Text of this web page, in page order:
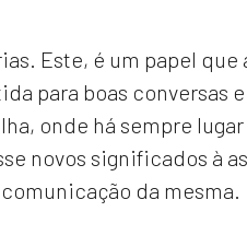
Este, é um papel que
para boas conversas
onde há sempre
novos significados à
da mesma.